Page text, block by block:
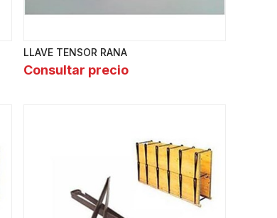
LLAVE TENSOR RANA
Consultar precio